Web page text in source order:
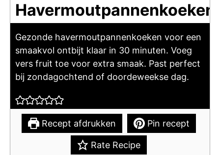
Havermoutpannenkoeken
Gezonde havermoutpannenkoeken voor een
smaakvol ontbijt klaar in 30 minuten. Voeg
vers fruit toe voor extra smaak. Past perfect
bij zondagochtend of doordeweekse dag.
Recept afdrukken Pin recept
Rate Recipe